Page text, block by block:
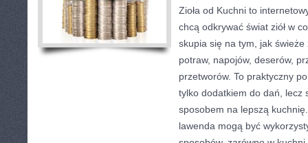
Zioła od Kuchni to
chcą odkrywać świat ziół w
skupia się na tym, jak świeże
potraw, napojów, deserów,
przetworów. To praktyczny
tylko dodatkiem do dań, lecz
sposobem na lepszą
lawenda mogą być